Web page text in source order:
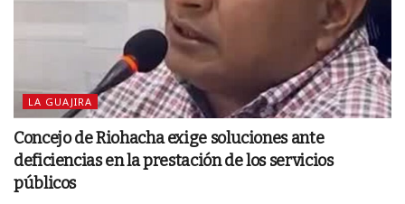
LA GUAJIRA
Concejo de Riohacha exige soluciones ante
deficiencias en la prestación de los servicios
públicos